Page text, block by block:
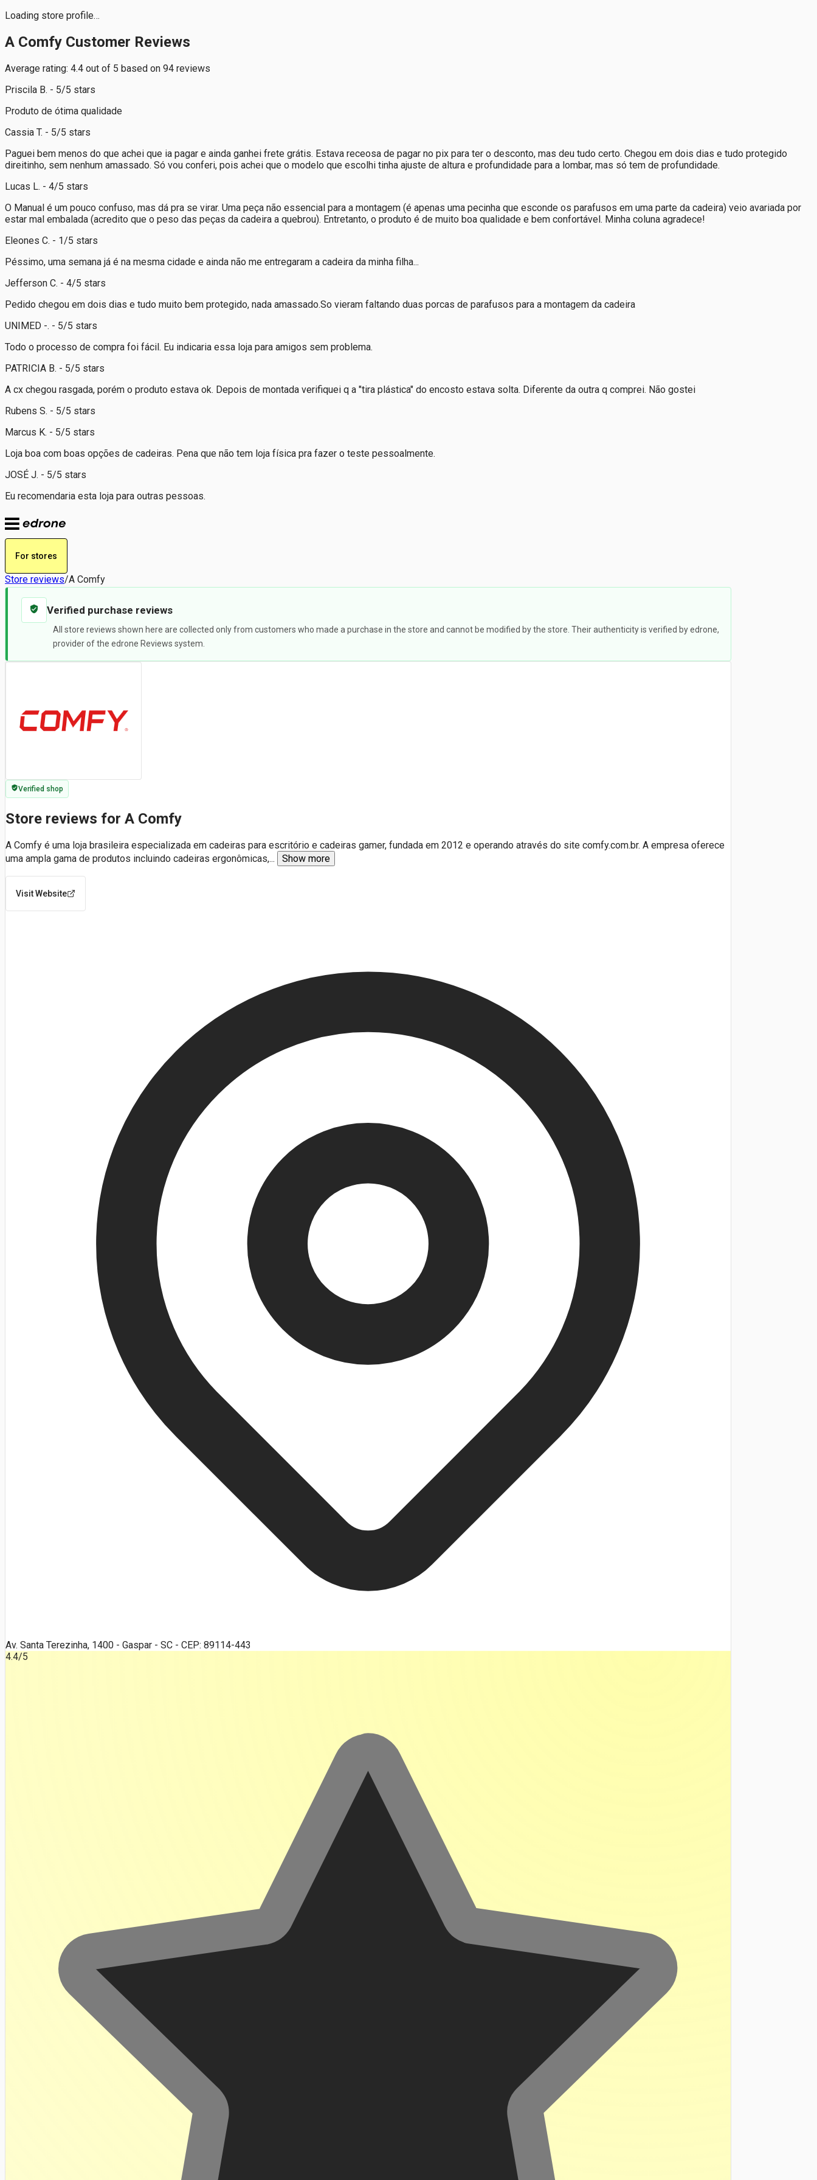
Loading store profile…
A Comfy Customer Reviews
Average rating: 4.4 out of 5 based on 94 reviews
Priscila B. - 5/5 stars
Produto de ótima qualidade
Cassia T. - 5/5 stars
Paguei bem menos do que achei que ia pagar e ainda ganhei frete grátis. Estava receosa de pagar no pix para ter o desconto, mas deu tudo certo. Chegou em dois dias e tudo protegido
direitinho, sem nenhum amassado. Só vou conferi, pois achei que o modelo que escolhi tinha ajuste de altura e profundidade para a lombar, mas só tem de profundidade.
Lucas L. - 4/5 stars
O Manual é um pouco confuso, mas dá pra se virar. Uma peça não essencial para a montagem (é apenas uma pecinha que esconde os parafusos em uma parte da cadeira) veio avariada por
estar mal embalada (acredito que o peso das peças da cadeira a quebrou). Entretanto, o produto é de muito boa qualidade e bem confortável. Minha coluna agradece!
Eleones C. - 1/5 stars
Péssimo, uma semana já é na mesma cidade e ainda não me entregaram a cadeira da minha filha...
Jefferson C. - 4/5 stars
Pedido chegou em dois dias e tudo muito bem protegido, nada amassado.So vieram faltando duas porcas de parafusos para a montagem da cadeira
UNIMED -. - 5/5 stars
Todo o processo de compra foi fácil. Eu indicaria essa loja para amigos sem problema.
PATRICIA B. - 5/5 stars
A cx chegou rasgada, porém o produto estava ok. Depois de montada verifiquei q a "tira plástica" do encosto estava solta. Diferente da outra q comprei. Não gostei
Rubens S. - 5/5 stars
Marcus K. - 5/5 stars
Loja boa com boas opções de cadeiras. Pena que não tem loja física pra fazer o teste pessoalmente.
JOSÉ J. - 5/5 stars
Eu recomendaria esta loja para outras pessoas.
For stores
Store reviews/A Comfy
Verified purchase reviews
All store reviews shown here are collected only from customers who made a purchase in the store and cannot be modified by the store. Their authenticity is verified by edrone,
provider of the edrone Reviews system.
Verified shop
Store reviews for A Comfy
A Comfy é uma loja brasileira especializada em cadeiras para escritório e cadeiras gamer, fundada em 2012 e operando através do site comfy.com.br. A empresa oferece
uma ampla gama de produtos incluindo cadeiras ergonômicas,... Show more
Visit Website
Av. Santa Terezinha, 1400 - Gaspar - SC - CEP: 89114-443
4.4/5